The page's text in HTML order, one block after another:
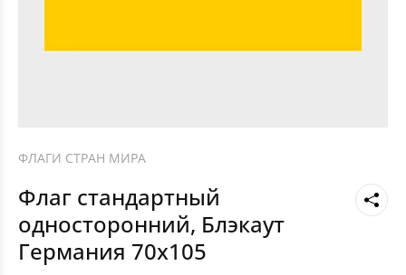
ФЛАГИ СТРАН МИРА
Флаг стандартный
односторонний, Блэкаут
Германия 70х105